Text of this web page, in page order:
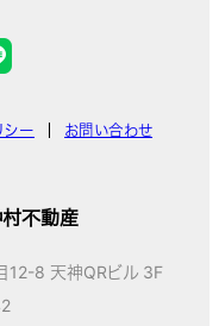
シー お問い合わせ
不動産
12-8 天神QRビル 3F